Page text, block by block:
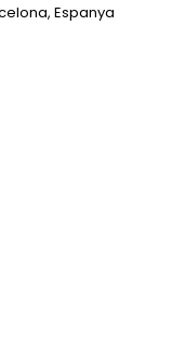
Espanya